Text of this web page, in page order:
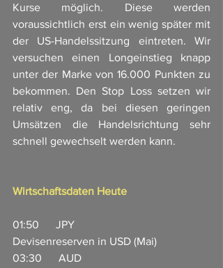
Kurse möglich. Diese werden
voraussichtlich erst ein wenig später mit
der US-Handelssitzung eintreten. Wir
versuchen einen Longeinstieg knapp
unter der Marke von 16.000 Punkten zu
bekommen. Den Stop Loss setzen wir
relativ eng, da bei diesen geringen
Umsätzen die Handelsrichtung sehr
schnell gewechselt werden kann.
Wirtschaftsdaten Heute
01:50      JPY
Devisenreserven in USD (Mai)
03:30      AUD